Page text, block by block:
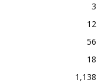
3
12
56
18
1,138